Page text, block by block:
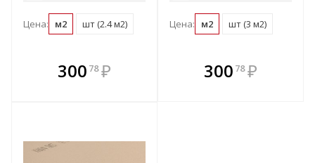
Цена: м2 шт (2.4 м2)
300 78 ₽
В комплекте
всегда выгоднее!
Цена: м2 шт (3 м2)
В комплекте
всегда выгоднее!
300 78 ₽